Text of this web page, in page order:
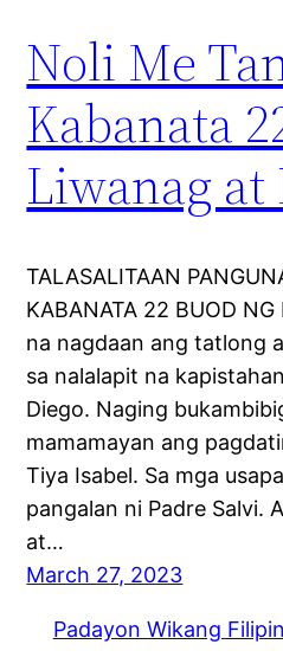
Noli Me
Kabanata
Liwanag
TALASALITAAN
KABANATA 22 BUOD
na nagdaan ang tatlong
sa nalalapit na
Diego. Naging
mamamayan ang
Tiya Isabel. Sa mga
pangalan ni Padre Salvi.
at…
March 27, 2023
Padayon Wikang